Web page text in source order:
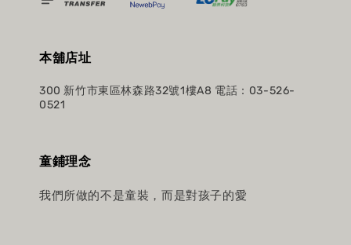
本舖店址
300 新竹市東區林森路32號1樓A8 電話：03-526-
0521
童鋪理念
我們所做的不是童裝，而是對孩子的愛